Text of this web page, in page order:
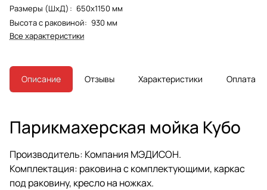
Размеры (ШхД) : 650х1150 мм
Высота с раковиной: 930 мм
Все характеристики
Описание Отзывы Характеристики Оплата
Парикмахерская мойка Кубо
Производитель: Компания МЭДИСОН.
Комплектация: раковина с комплектующими, каркас
под раковину, кресло на ножках.